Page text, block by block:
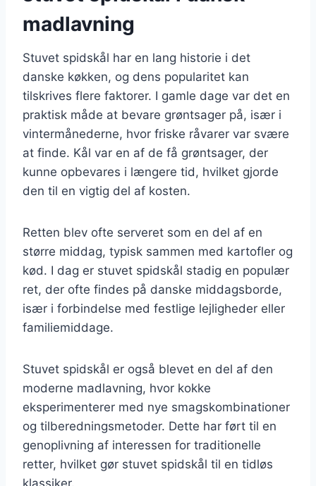
madlavning
Stuvet spidskål har en lang historie i det
danske køkken, og dens popularitet kan
tilskrives flere faktorer. I gamle dage var det en
praktisk måde at bevare grøntsager på, især i
vintermånederne, hvor friske råvarer var svære
at finde. Kål var en af de få grøntsager, der
kunne opbevares i længere tid, hvilket gjorde
den til en vigtig del af kosten.
Retten blev ofte serveret som en del af en
større middag, typisk sammen med kartofler og
kød. I dag er stuvet spidskål stadig en populær
ret, der ofte findes på danske middagsborde,
især i forbindelse med festlige lejligheder eller
familiemiddage.
Stuvet spidskål er også blevet en del af den
moderne madlavning, hvor kokke
eksperimenterer med nye smagskombinationer
og tilberedningsmetoder. Dette har ført til en
genoplivning af interessen for traditionelle
retter, hvilket gør stuvet spidskål til en tidløs
klassiker.